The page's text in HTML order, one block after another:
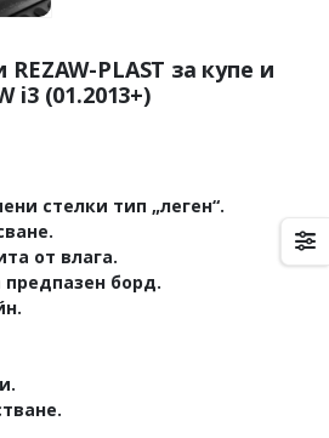
PLAST за купе и
i3 (01.2013+)
стелки тип „леген“.
от влага.
борд.